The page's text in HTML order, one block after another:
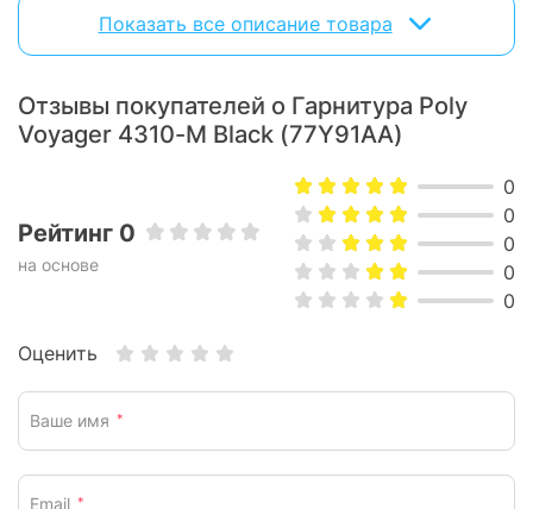
Сертификация для Microsoft Teams поможет вывести
работу с Microsoft Teams на новый уровень с помощью
Показать все описание товара
Отзывы покупателей о Гарнитура Poly
Voyager 4310-M Black (77Y91AA)
Рейтинг 0
на основе
0
0
0
0
0
Оценить
Ваше имя *
Email *